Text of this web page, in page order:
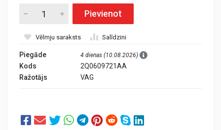
Pievienot
Vēlmju saraksts Salīdzini
Piegāde 4 dienas (10.08.2026)
Kods
2Q0609721AA
Ražotājs
VAG